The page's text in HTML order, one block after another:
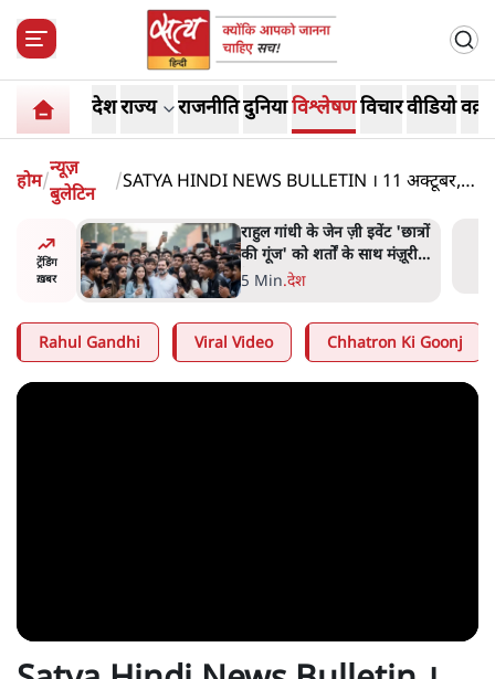
देशराज्य राजनीतिदुनियाविश्लेषणविचारवीडियो
होम/
न्यूज़
बुलेटिन
/SATYA HINDI NEWS BULLETIN । 11 अक्टूबर,
ट्रेंडिंग
ख़बर
राहुल गांधी के जेन ज़ी इवेंट 'छात्रों
की गूंज' को शर्तों के साथ मंज़ूरी
देना पड़ा
5 Min.देश
Rahul Gandhi Viral Video Chhatron Ki Goonj